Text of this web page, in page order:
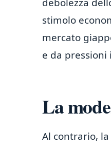
debolezza
stimolo
mercato
e da
La
Al contrario,